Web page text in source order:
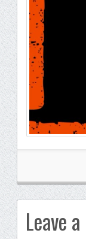
Leave